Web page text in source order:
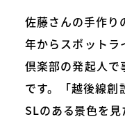
佐藤さんの手作り
年からスポットラ
倶楽部の発起人で
です。「越後線創
SLのある景色を